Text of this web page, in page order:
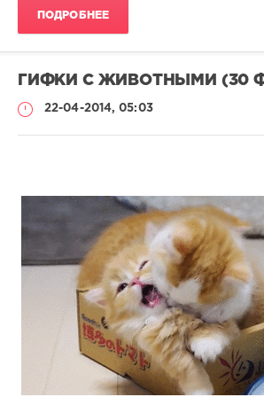
ПОДРОБНЕЕ
ГИФКИ С ЖИВОТНЫМИ (30
22-04-2014, 05:03
7
127